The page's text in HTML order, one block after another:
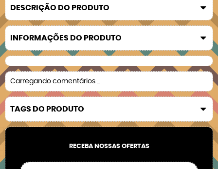
DESCRIÇÃO DO PRODUTO
INFORMAÇÕES DO PRODUTO
Carregando comentários ...
TAGS DO PRODUTO
RECEBA NOSSAS OFERTAS